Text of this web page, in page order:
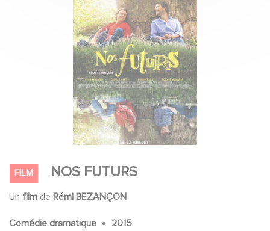
FILM NOS FUTURS
Un film de Rémi BEZANÇON
Comédie dramatique
2015